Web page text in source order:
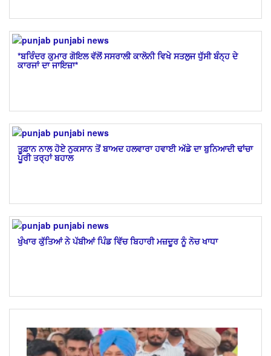
*ਬਰਿੰਦਰ ਕੁਮਾਰ ਗੋਇਲ ਵੱਲੋਂ ਸਸਰਾਲੀ ਕਾਲੋਨੀ ਵਿਖੇ ਸਤਲੁਜ ਧੁੱਸੀ ਬੰਨ੍ਹ ਦੇ
ਕਾਰਜਾਂ ਦਾ ਜਾਇਜ਼ਾ*
ਤੂਫ਼ਾਨ ਨਾਲ ਹੋਏ ਨੁਕਸਾਨ ਤੋਂ ਬਾਅਦ ਹਲਵਾਰਾ ਹਵਾਈ ਅੱਡੇ ਦਾ ਬੁਨਿਆਦੀ ਢਾਂਚਾ
ਪੂਰੀ ਤਰ੍ਹਾਂ ਬਹਾਲ
ਖੁੰਖਾਰ ਕੁੱਤਿਆਂ ਨੇ ਪੱਬੀਆਂ ਪਿੰਡ ਵਿੱਚ ਬਿਹਾਰੀ ਮਜ਼ਦੂਰ ਨੂੰ ਨੋਚ ਖਾਧਾ